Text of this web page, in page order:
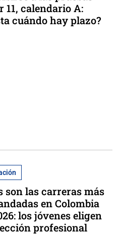
11, calendario A:
cuándo hay plazo?
son las carreras más
en Colombia
los jóvenes eligen
profesional